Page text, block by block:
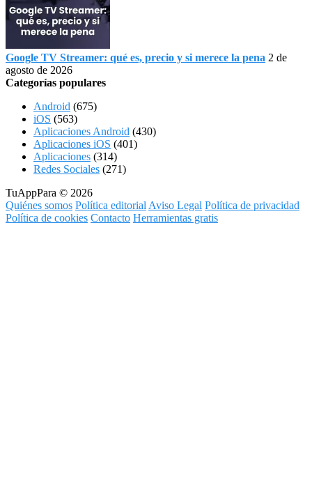
Google TV Streamer: qué es, precio y si merece la pena 2 de
agosto de 2026
Categorías populares
Android (675)
iOS (563)
Aplicaciones Android (430)
Aplicaciones iOS (401)
Aplicaciones (314)
Redes Sociales (271)
TuAppPara © 2026
Quiénes somos Política editorial Aviso Legal Política de privacidad
Política de cookies Contacto Herramientas gratis